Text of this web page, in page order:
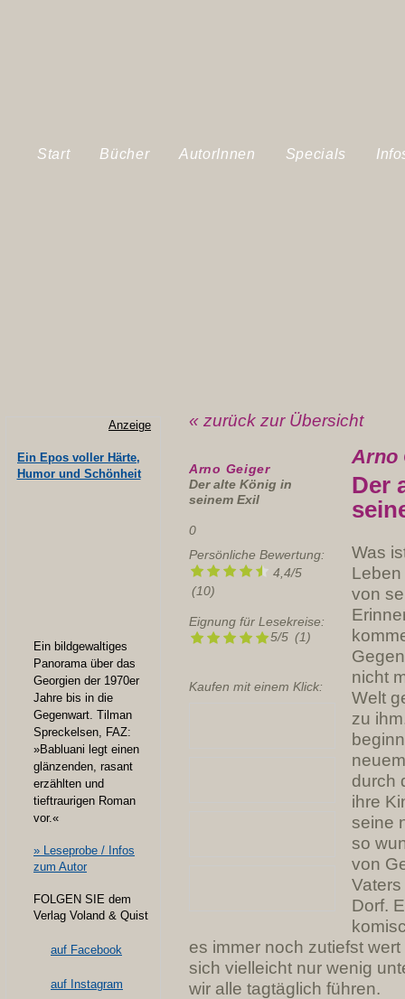
Start Bücher AutorInnen Specials
« zurück zur Übersicht
Arno Geiger
Der alte König in
seinem Exil
0
Persönliche Bewertung:
4,4/5
(10)
Eignung für Lesekreise:
5/5 (1)
Kaufen mit einem Klick:
Arno
Der
Was
von
nicht
Welt
zu
durch
ihre
seine
so
von
Dorf.
es immer noch zutiefst
sich vielleicht nur wenig
wir alle tagtäglich führen.
Anzeige
Ein Epos voller Härte,
Humor und Schönheit
Ein bildgewaltiges
Panorama über das
Georgien der 1970er
Jahre bis in die
Gegenwart. Tilman
Spreckelsen, FAZ:
»Babluani legt einen
glänzenden, rasant
erzählten und
tieftraurigen Roman
vor.«
» Leseprobe / Infos
zum Autor
FOLGEN SIE dem
Verlag Voland & Quist
auf Facebook
auf Instagram